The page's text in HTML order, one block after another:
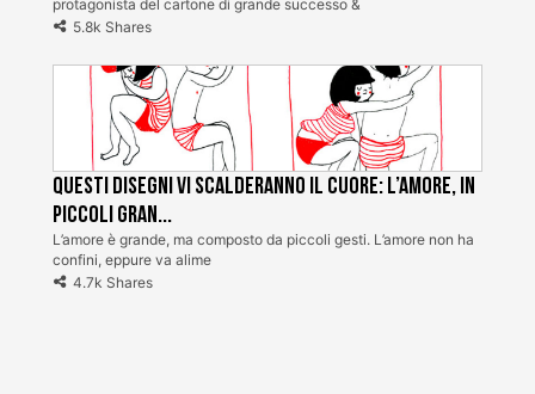
protagonista del cartone di grande successo &
5.8k Shares
Questi disegni vi scalderanno il cuore: l’amore, in
piccoli gran...
L’amore è grande, ma composto da piccoli gesti. L’amore non ha
confini, eppure va alime
4.7k Shares